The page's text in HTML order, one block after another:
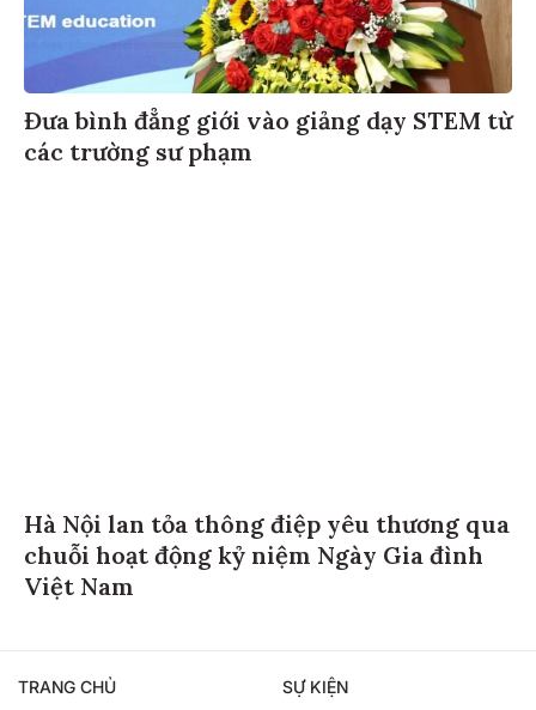
Đưa bình đẳng giới vào giảng dạy STEM từ
các trường sư phạm
Hà Nội lan tỏa thông điệp yêu thương qua
chuỗi hoạt động kỷ niệm Ngày Gia đình
Việt Nam
TRANG CHỦ SỰ KIỆN